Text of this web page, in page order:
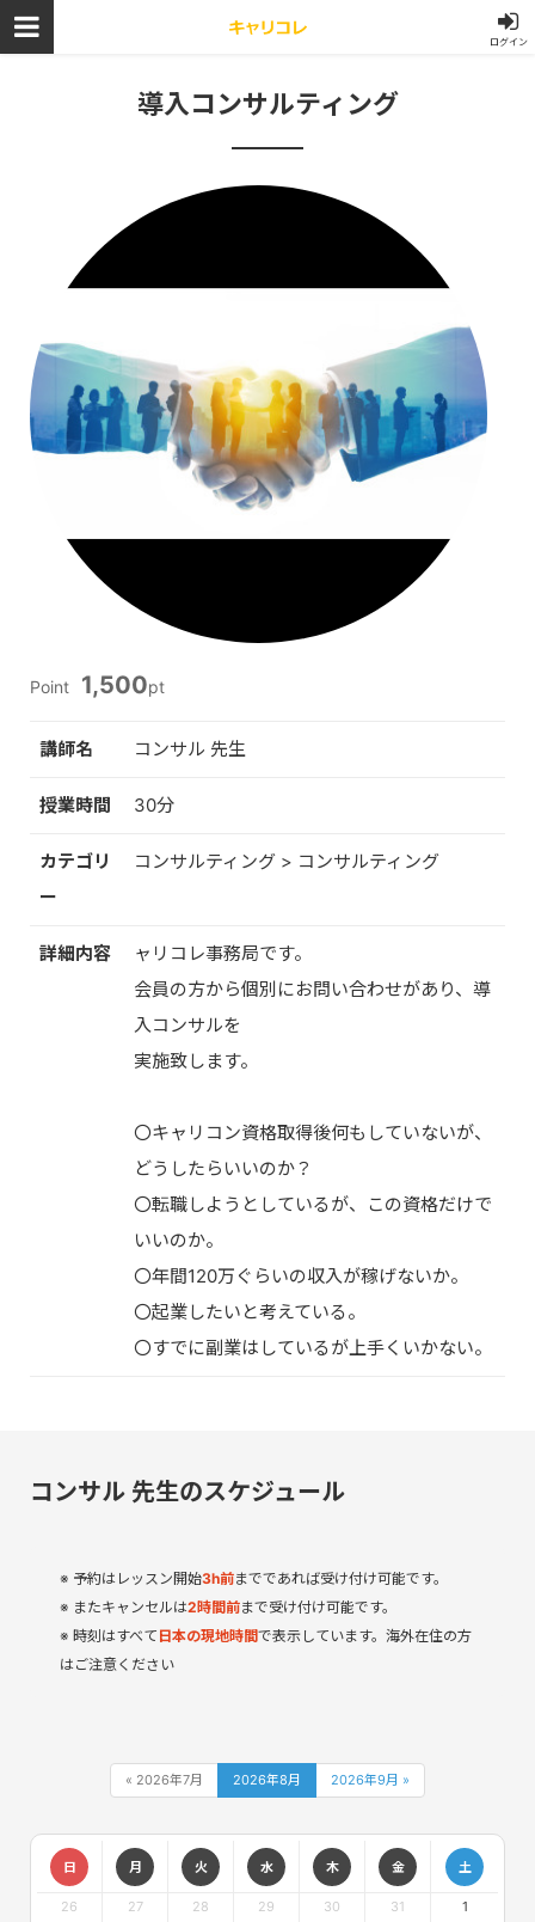
ログイン
導入コンサルティング
Point 1,500pt
講師名 コンサル 先生
授業時間 30分
カテゴリ
ー
コンサルティング > コンサルティング
詳細内容
ャリコレ事務局です。
会員の方から個別にお問い合わせがあり、導
入コンサルを
実施致します。
〇キャリコン資格取得後何もしていないが、
どうしたらいいのか？
〇転職しようとしているが、この資格だけで
いいのか。
〇年間120万ぐらいの収入が稼げないか。
〇起業したいと考えている。
〇すでに副業はしているが上手くいかない。
コンサル 先生のスケジュール
予約はレッスン開始3h前までであれば受け付け可能です。
またキャンセルは2時間前まで受け付け可能です。
時刻はすべて 日本の現地時間で表示しています。海外在住の方
はご注意ください
« 2026年7月 2026年8月 2026年9月 »
日 月 火 水 木 金 土
26 27 28 29 30 31 1